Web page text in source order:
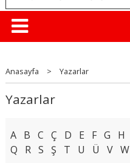
Anasayfa > Yazarlar
Yazarlar
A B C Ç D E F G H
Q
R S Ş T U Ü V W